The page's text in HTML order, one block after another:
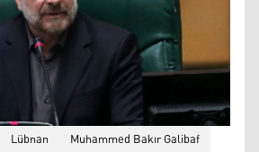
Lübnan Muhammed Bakır Galibaf